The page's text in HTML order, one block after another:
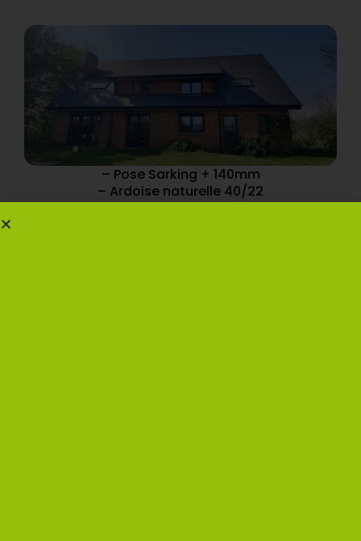
– Pose Sarking + 140mm
– Ardoise naturelle 40/22
– Finition des zingueries anthracite